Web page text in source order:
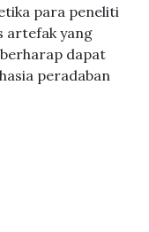
para peneliti
artefak yang
dapat
peradaban